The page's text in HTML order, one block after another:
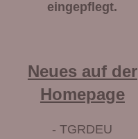
eingepflegt.
Neues auf der
Homepage
- TGRDEU